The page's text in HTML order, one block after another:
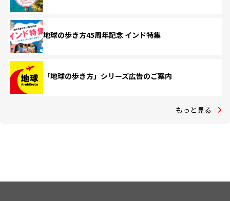
地球の歩き方45周年記念 インド特集
「地球の歩き方」シリーズ広告のご案内
もっと見る